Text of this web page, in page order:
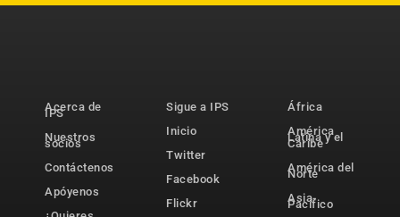
Acerca de
IPS
Nuestros
socios
Contáctenos
Apóyenos
Sigue a IPS
Inicio
Twitter
Facebook
Flickr
África
América
Latina y el
Caribe
América del
Norte
Asia-
Pacífico